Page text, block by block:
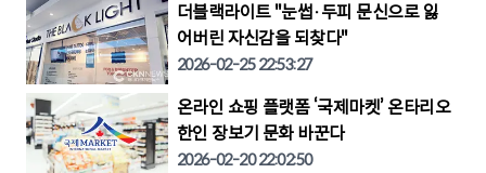
더블랙라이트 "눈썹·두피 문신으로 잃
어버린 자신감을 되찾다"
2026-02-25 22:53:27
온라인 쇼핑 플랫폼 ‘국제마켓’ 온타리오
한인 장보기 문화 바꾼다
2026-02-20 22:02:50